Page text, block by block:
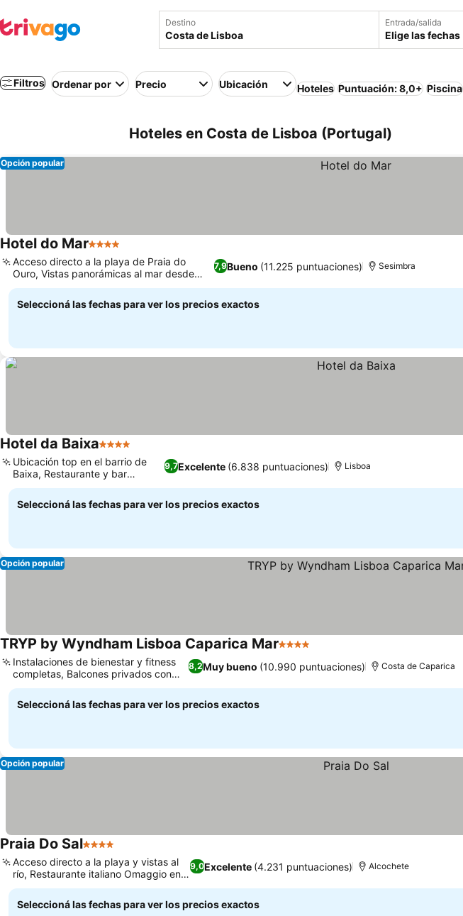
Destino Entrada/salida
Elige las fechas
Filtros Ordenar por Precio Ubicación Hoteles Puntuación: 8,0+ Piscina
Hoteles en Costa de Lisboa (Portugal)
Opción popular
Hotel do Mar4 Estrellas
7,9Bueno (11.225 puntuaciones)
Acceso directo a la playa de Praia do
Ouro, Vistas panorámicas al mar desde
cualquier rincón
Sesimbra
Seleccioná las fechas para ver los precios exactos
Hotel da Baixa4 Estrellas
9,7Excelente (6.838 puntuaciones)
Ubicación top en el barrio de
Baixa, Restaurante y bar
Sebastião
Lisboa
Seleccioná las fechas para ver los precios exactos
Opción popular
TRYP by Wyndham Lisboa Caparica Mar4 Estrellas
8,2Muy bueno (10.990 puntuaciones)
Instalaciones de bienestar y fitness
completas, Balcones privados con
vistas al mar
Costa de Caparica
Seleccioná las fechas para ver los precios exactos
Opción popular
Praia Do Sal4 Estrellas
9,0Excelente (4.231 puntuaciones)
Acceso directo a la playa y vistas al
río, Restaurante italiano Omaggio en
el hotel
Alcochete
Seleccioná las fechas para ver los precios exactos